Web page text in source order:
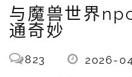
与魔兽世界
通奇妙
823 2026-